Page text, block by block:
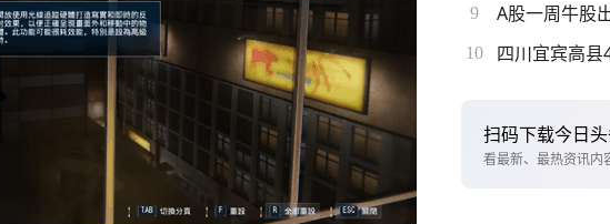
9 A股一周牛股
10 四川宜宾高
扫码下载今日
看最新、最热资讯内